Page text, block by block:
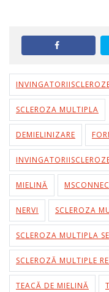
SCLEROZA MULTIPLA
DEMIELINIZARE
MIELINĂ
NERVI SCLEROZA
SCLEROZA MULTIPLA
SCLEROZĂ MULTIPLE
TEACĂ DE MIELINĂ